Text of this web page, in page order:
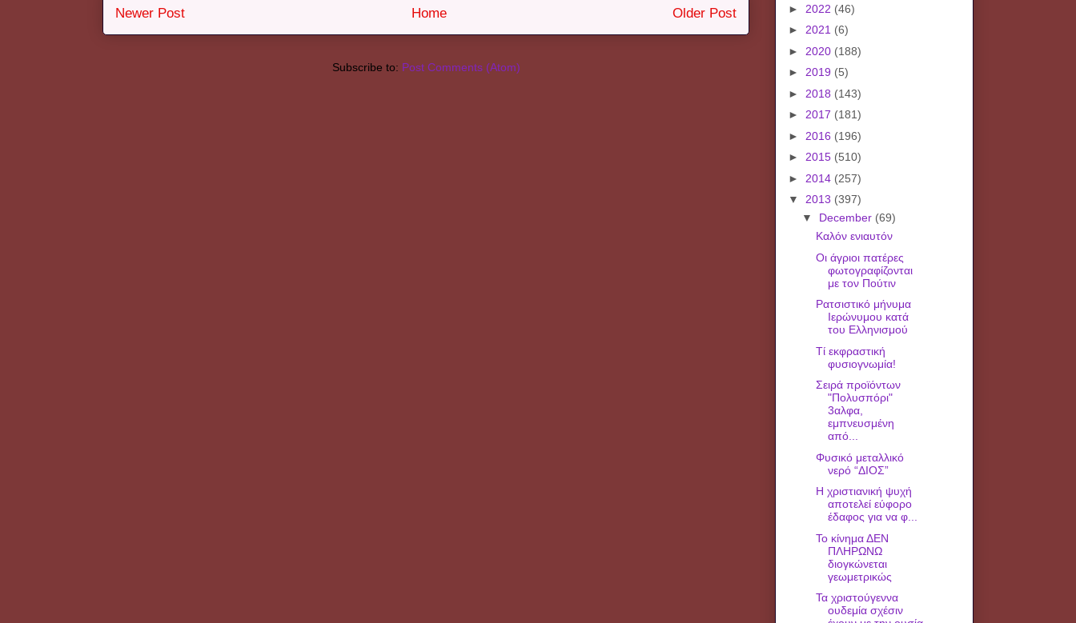
Newer Post Older Post
Home
Subscribe to: Post Comments (Atom)
► 2022 (46)
► 2021 (6)
► 2020 (188)
► 2019 (5)
► 2018 (143)
► 2017 (181)
► 2016 (196)
► 2015 (510)
► 2014 (257)
▼ 2013 (397)
▼ December (69)
Καλόν ενιαυτόν
Οι άγριοι πατέρες
φωτογραφίζονται
με τον Πούτιν
Ρατσιστικό μήνυμα
Ιερώνυμου κατά
του Ελληνισμού
Τί εκφραστική
φυσιογνωμία!
Σειρά προϊόντων
"Πολυσπόρι"
3αλφα,
εμπνευσμένη
από...
Φυσικό μεταλλικό
νερό “ΔΙΟΣ”
Η χριστιανική ψυχή
αποτελεί εύφορο
έδαφος για να φ...
Το κίνημα ΔΕΝ
ΠΛΗΡΩΝΩ
διογκώνεται
γεωμετρικώς
Τα χριστούγεννα
ουδεμία σχέσιν